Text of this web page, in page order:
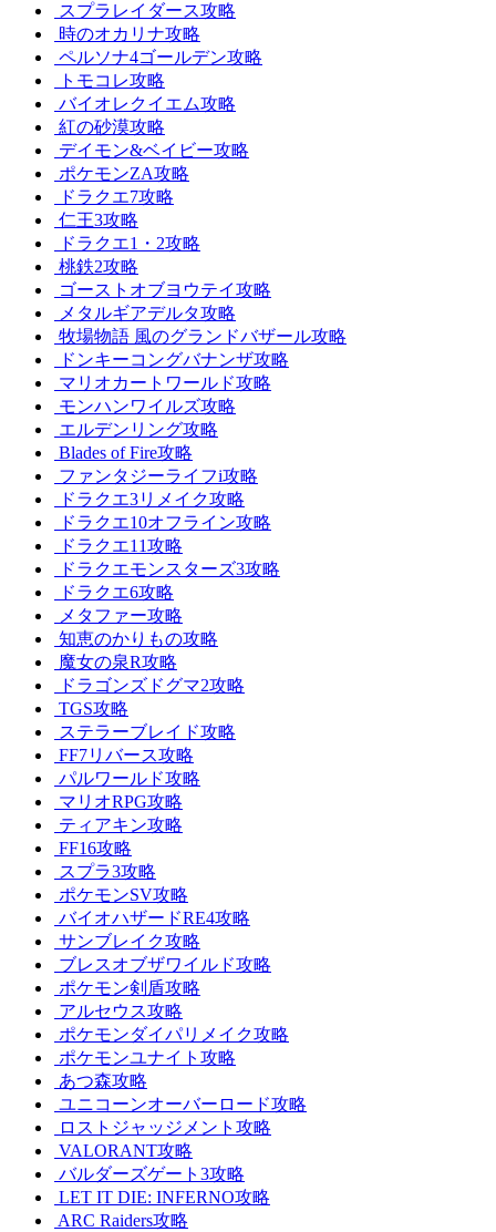
スプラレイダース攻略
時のオカリナ攻略
ペルソナ4ゴールデン攻略
トモコレ攻略
バイオレクイエム攻略
紅の砂漠攻略
デイモン&ベイビー攻略
ポケモンZA攻略
ドラクエ7攻略
仁王3攻略
ドラクエ1・2攻略
桃鉄2攻略
ゴーストオブヨウテイ攻略
メタルギアデルタ攻略
牧場物語 風のグランドバザール攻略
ドンキーコングバナンザ攻略
マリオカートワールド攻略
モンハンワイルズ攻略
エルデンリング攻略
Blades of Fire攻略
ファンタジーライフi攻略
ドラクエ3リメイク攻略
ドラクエ10オフライン攻略
ドラクエ11攻略
ドラクエモンスターズ3攻略
ドラクエ6攻略
メタファー攻略
知恵のかりもの攻略
魔女の泉R攻略
ドラゴンズドグマ2攻略
TGS攻略
ステラーブレイド攻略
FF7リバース攻略
パルワールド攻略
マリオRPG攻略
ティアキン攻略
FF16攻略
スプラ3攻略
ポケモンSV攻略
バイオハザードRE4攻略
サンブレイク攻略
ブレスオブザワイルド攻略
ポケモン剣盾攻略
アルセウス攻略
ポケモンダイパリメイク攻略
ポケモンユナイト攻略
あつ森攻略
ユニコーンオーバーロード攻略
ロストジャッジメント攻略
VALORANT攻略
バルダーズゲート3攻略
LET IT DIE: INFERNO攻略
ARC Raiders攻略